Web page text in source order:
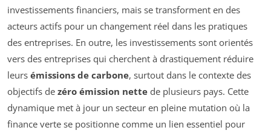
investissements financiers, mais se transforment en des
acteurs actifs pour un changement réel dans les pratiques
des entreprises. En outre, les investissements sont orientés
vers des entreprises qui cherchent à drastiquement réduire
leurs émissions de carbone, surtout dans le contexte des
objectifs de zéro émission nette de plusieurs pays. Cette
dynamique met à jour un secteur en pleine mutation où la
finance verte se positionne comme un lien essentiel pour